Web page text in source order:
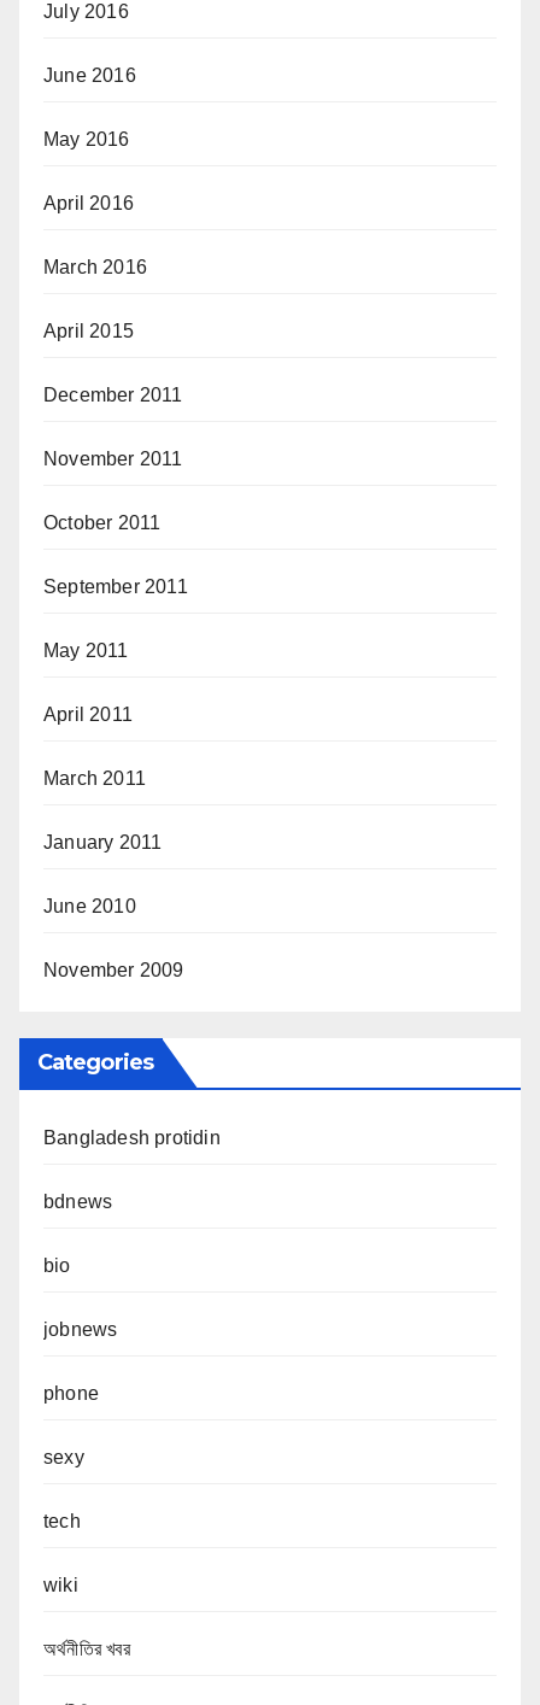
July 2016
June 2016
May 2016
April 2016
March 2016
April 2015
December 2011
November 2011
October 2011
September 2011
May 2011
April 2011
March 2011
January 2011
June 2010
November 2009
Categories
Bangladesh protidin
bdnews
bio
jobnews
phone
sexy
tech
wiki
অর্থনীতির খবর